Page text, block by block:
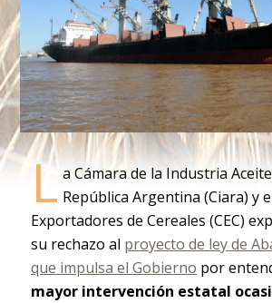
L a Cámara de la Industria
República Argentina (Ciara) y
Exportadores de Cereales (CEC)
su rechazo al proyecto de ley de
que impulsa el Gobierno por
mayor intervención estatal